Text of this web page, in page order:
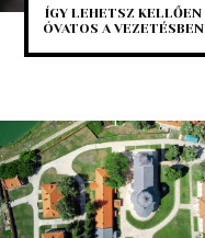
ÍGY LEHETSZ KELLŐEN
ÓVATOS A VEZETÉSBEN